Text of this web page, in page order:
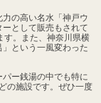
の高い名水「神戸ウ
として販売もされて
す。また、神奈川県横
という一風変わった
ー銭湯の中でも特に
の施設です。ぜひ一度